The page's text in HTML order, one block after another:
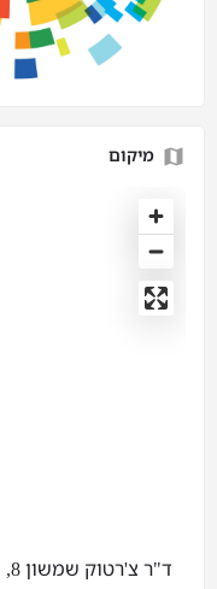
מיקום
ד"ר צ'רטוק שמשון 8, תל אביב-יפו, ישראל